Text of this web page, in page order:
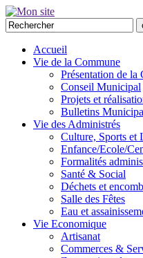
Accueil
Vie de la Commune
Présentation de la
Conseil Municipal
Projets et
Bulletins
Vie des Administrés
Culture, Sports et
Enfance/Ecole/
Formalités
Santé & Social
Déchets et
Salle des Fêtes
Eau et
Vie Economique
Artisanat
Commerces &